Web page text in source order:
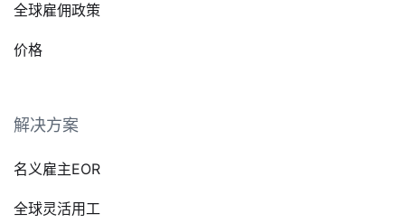
全球雇佣政策
价格
解决方案
名义雇主EOR
全球灵活用工